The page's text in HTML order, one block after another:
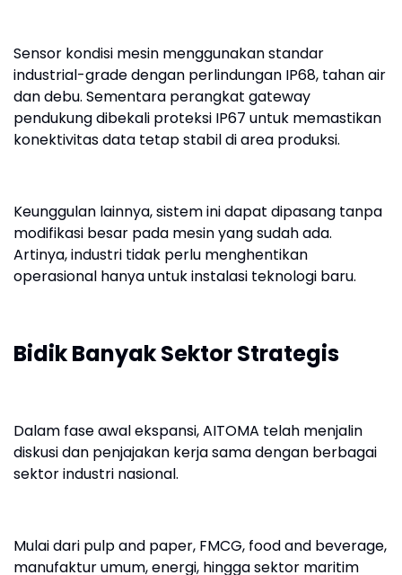
Sensor kondisi mesin menggunakan standar
industrial-grade dengan perlindungan IP68, tahan air
dan debu. Sementara perangkat gateway
pendukung dibekali proteksi IP67 untuk memastikan
konektivitas data tetap stabil di area produksi.
Keunggulan lainnya, sistem ini dapat dipasang tanpa
modifikasi besar pada mesin yang sudah ada.
Artinya, industri tidak perlu menghentikan
operasional hanya untuk instalasi teknologi baru.
Bidik Banyak Sektor Strategis
Dalam fase awal ekspansi, AITOMA telah menjalin
diskusi dan penjajakan kerja sama dengan berbagai
sektor industri nasional.
Mulai dari pulp and paper, FMCG, food and beverage,
manufaktur umum, energi, hingga sektor maritim